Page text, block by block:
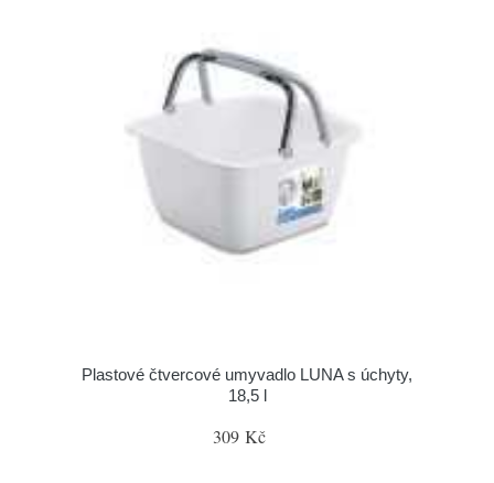
Plastové čtvercové umyvadlo LUNA s úchyty,
18,5 l
309 Kč